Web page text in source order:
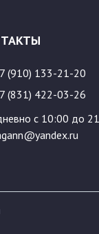
(910) 133-21-20
(831) 422-03-26
с 10:00 до